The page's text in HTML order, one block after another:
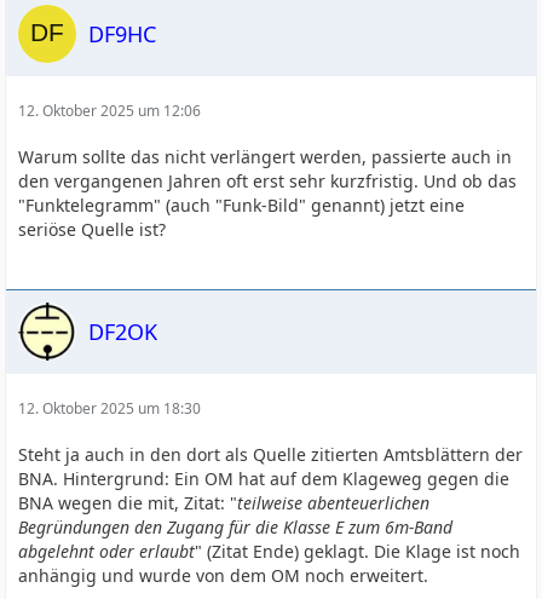
DF9HC
12. Oktober 2025 um 12:06
Warum sollte das nicht verlängert werden, passierte auch in
den vergangenen Jahren oft erst sehr kurzfristig. Und ob das
"Funktelegramm" (auch "Funk-Bild" genannt) jetzt eine
seriöse Quelle ist?
DF2OK
12. Oktober 2025 um 18:30
Steht ja auch in den dort als Quelle zitierten Amtsblättern der
BNA. Hintergrund: Ein OM hat auf dem Klageweg gegen die
BNA wegen die mit, Zitat: "teilweise abenteuerlichen
Begründungen den Zugang für die Klasse E zum 6m-Band
abgelehnt oder erlaubt" (Zitat Ende) geklagt. Die Klage ist noch
anhängig und wurde von dem OM noch erweitert.